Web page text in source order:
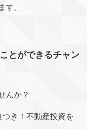
す。
とができるチャン
んか？
き！不動産投資を